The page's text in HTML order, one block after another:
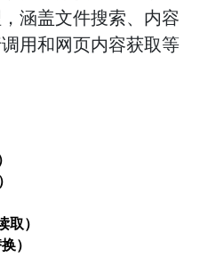
涵盖文件搜索、内容
用和网页内容获取等
）
）